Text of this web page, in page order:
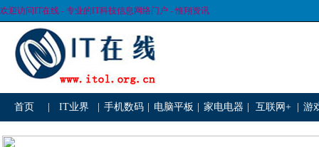
欢迎访问IT在线 - 专业的IT科技信息网络门户 - 惟翔资讯
首页 IT业界 手机数码 电脑平板 家电电器 互联网+ 游